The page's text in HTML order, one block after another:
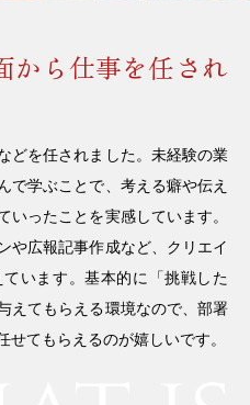
から仕事を任され
どを任されました。未経験の業
で学ぶことで、考える癖や伝え
いったことを実感しています。
や広報記事作成など、クリエイ
います。基本的に「挑戦した
えてもらえる環境なので、部署
てもらえるのが嬉しいです。